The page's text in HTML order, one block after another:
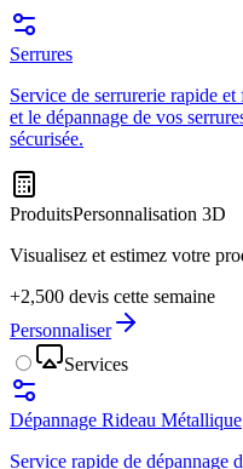
Serrures
Service de serrurerie rapide
et le dépannage de vos
sécurisée.
ProduitsPersonnalisation 3D
Visualisez et estimez votre
+2,500 devis cette semaine
Personnaliser
Services
Dépannage Rideau Métallique
Service rapide de dépannage